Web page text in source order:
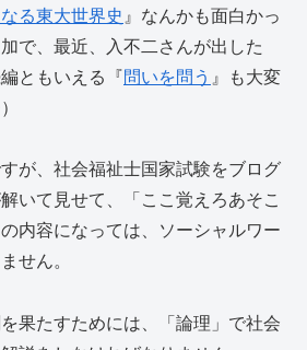
る東大世界史 』なんかも面白かっ
で、最近、入不二さんが出した
ともいえる『問いを問う 』も大変
が、社会福祉士国家試験をブログ
いて見せて、「ここ覚えろあそこ
内容になっては、ソーシャルワー
せん。
果たすためには、「論理」で社会